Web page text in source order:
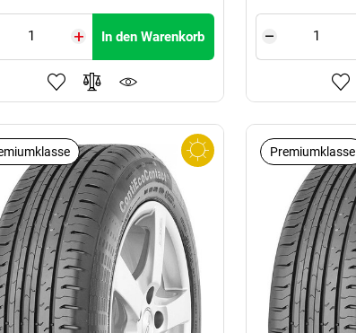
In den Warenkorb
Premiumklasse